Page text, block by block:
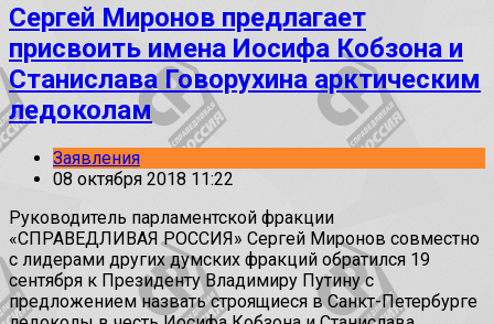
Сергей Миронов предлагает
присвоить имена Иосифа Кобзона и
Станислава Говорухина арктическим
ледоколам
Заявления
08 октября 2018 11:22
Руководитель парламентской фракции
«СПРАВЕДЛИВАЯ РОССИЯ» Сергей Миронов совместно
с лидерами других думских фракций обратился 19
сентября к Президенту Владимиру Путину с
предложением назвать строящиеся в Санкт-Петербурге